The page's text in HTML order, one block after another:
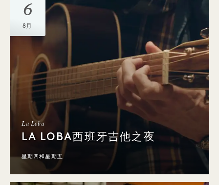
6
8月
La Loba
LA LOBA西班牙吉他之夜
星期四和星期五